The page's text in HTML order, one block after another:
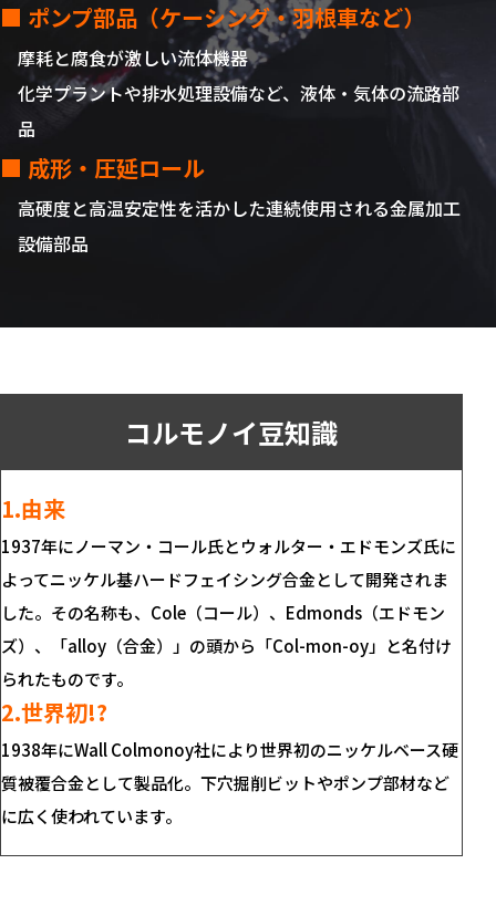
■ ポンプ部品（ケーシング・羽根車など）
摩耗と腐食が激しい流体機器
化学プラントや排水処理設備など、液体・気体の流路部
品
■ 成形・圧延ロール
高硬度と高温安定性を活かした連続使用される金属加工
設備部品
コルモノイ豆知識
1.由来
1937年にノーマン・コール氏とウォルター・エドモンズ氏に
よってニッケル基ハードフェイシング合金として開発されま
した。その名称も、Cole（コール）、Edmonds（エドモン
ズ）、「alloy（合金）」の頭から「Col-mon-oy」と名付け
られたものです。
2.世界初!?
1938年にWall Colmonoy社により世界初のニッケルベース硬
質被覆合金として製品化。下穴掘削ビットやポンプ部材など
に広く使われています。